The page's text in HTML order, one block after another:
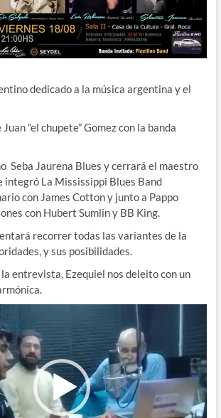
dedicado a la música argentina y el
“el chupete” Gomez con la banda
Seba Jaurena Blues y cerrará el maestro
integró La Mississippi Blues Band
con James Cotton y junto a Pappo
con Hubert Sumlin y BB King.
recorrer todas las variantes de la
y sus posibilidades.
entrevista, Ezequiel nos deleito con un